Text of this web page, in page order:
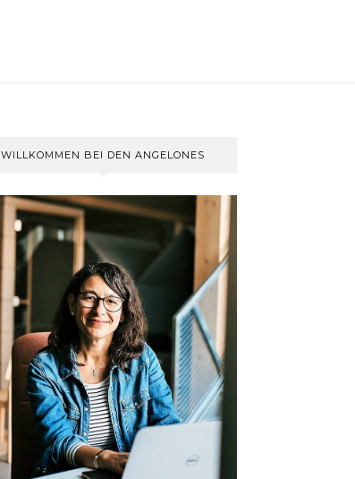
WILLKOMMEN BEI DEN ANGELONES